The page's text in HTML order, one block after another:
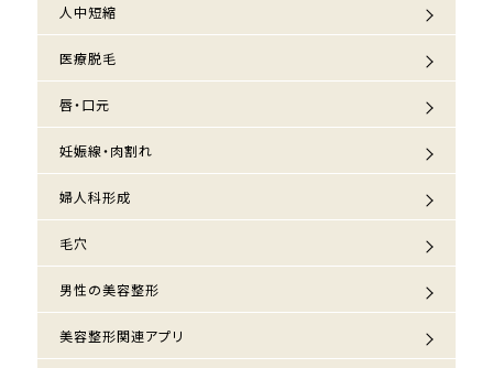
人中短縮
医療脱毛
唇・口元
妊娠線・肉割れ
婦人科形成
毛穴
男性の美容整形
美容整形関連アプリ